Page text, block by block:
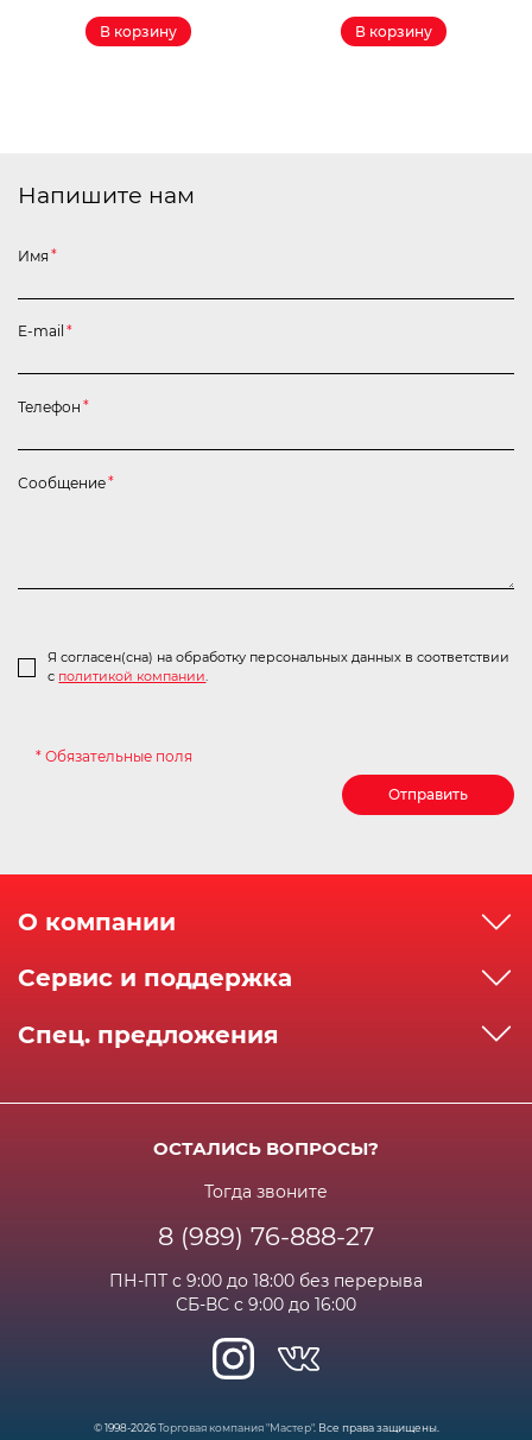
В корзину В корзину
Напишите нам
Имя *
E-mail *
Я согласен(сна) на обработку персональных данных в соответствии
с политикой компании.
Телефон *
Сообщение*
* Обязательные поля
Отправить
О компании
Сервисный центр
Сервис и поддержка
Доставка
Возрат и гарантия
Спец. предложения
Часто задаваемые вопросы
ОСТАЛИСЬ ВОПРОСЫ?
Тогда звоните
8 (989) 76-888-27
ПН-ПТ с 9:00 до 18:00 без перерыва
СБ-ВС с 9:00 до 16:00
© 1998-2026Торговая компания "Мастер". Все права защищены.